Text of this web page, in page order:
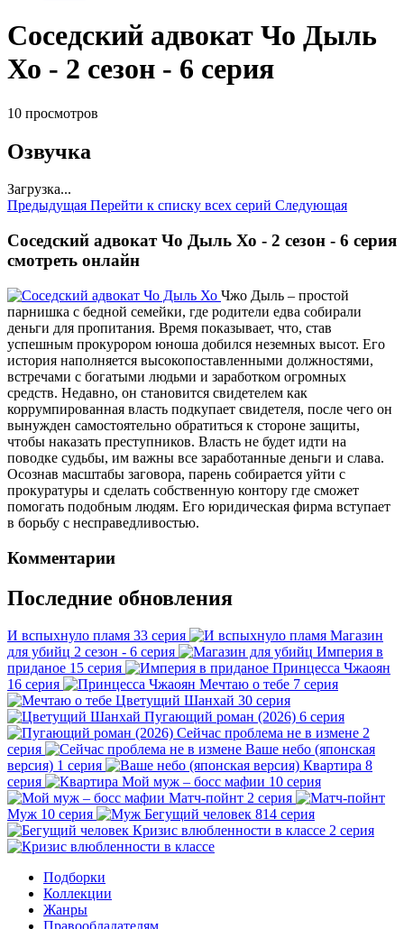
Соседский адвокат Чо Дыль
Хо - 2 сезон - 6 серия
10 просмотров
Озвучка
Загрузка...
Предыдущая Перейти к списку всех серий Следующая
Соседский адвокат Чо Дыль Хо - 2 сезон - 6 серия
смотреть онлайн
Чжо Дыль – простой
парнишка с бедной семейки, где родители едва собирали
деньги для пропитания. Время показывает, что, став
успешным прокурором юноша добился неземных высот. Его
история наполняется высокопоставленными должностями,
встречами с богатыми людьми и заработком огромных
средств. Недавно, он становится свидетелем как
коррумпированная власть подкупает свидетеля, после чего он
вынужден самостоятельно обратиться к стороне защиты,
чтобы наказать преступников. Власть не будет идти на
поводке судьбы, им важны все заработанные деньги и слава.
Осознав масштабы заговора, парень собирается уйти с
прокуратуры и сделать собственную контору где сможет
помогать подобным людям. Его юридическая фирма вступает
в борьбу с несправедливостью.
Комментарии
Последние обновления
И вспыхнуло пламя 33 серия
Магазин
для убийц 2 сезон - 6 серия
Империя в
приданое 15 серия
Принцесса Чжаоян
16 серия
Мечтаю о тебе 7 серия
Цветущий Шанхай 30 серия
Пугающий роман (2026) 6 серия
Сейчас проблема не в измене 2
серия
Ваше небо (японская
версия) 1 серия Квартира 8
серия
Мой муж – босс мафии 10 серия
Матч-пойнт 2 серия
Муж 10 серия Бегущий человек 814 серия
Кризис влюбленности в классе 2 серия
Подборки
Коллекции
Жанры